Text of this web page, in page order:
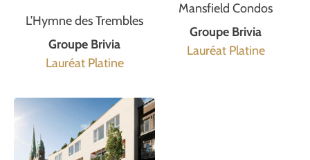
L’Hymne des Trembles
Groupe Brivia
Lauréat Platine
Mansfield Condos
Groupe Brivia
Lauréat Platine